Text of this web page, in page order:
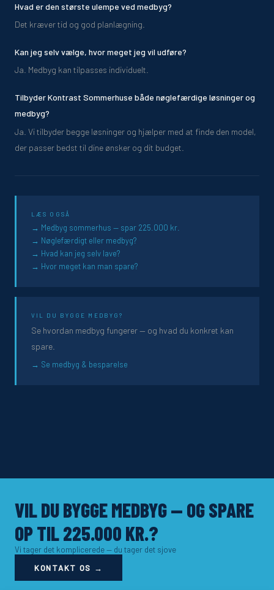
Hvad er den største ulempe ved medbyg?
Det kræver tid og god planlægning.
Kan jeg selv vælge, hvor meget jeg vil udføre?
Ja. Medbyg kan tilpasses individuelt.
Tilbyder Kontrast Sommerhuse både nøglefærdige løsninger og
medbyg?
Ja. Vi tilbyder begge løsninger og hjælper med at finde den model,
der passer bedst til dine ønsker og dit budget.
LÆS OGSÅ
Medbyg sommerhus — spar 225.000 kr.
Nøglefærdigt eller medbyg?
Hvad kan jeg selv lave?
Hvor meget kan man spare?
VIL DU BYGGE MEDBYG?
Se hvordan medbyg fungerer — og hvad du konkret kan
spare.
Se medbyg & besparelse
VIL DU BYGGE MEDBYG — OG SPARE
OP TIL 225.000 KR.?
Vi tager det komplicerede — du tager det sjove
KONTAKT OS →